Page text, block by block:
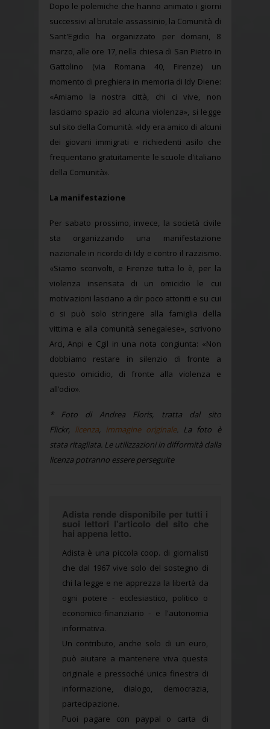
Dopo le polemiche che hanno animato i giorni
successivi al brutale assassinio, la Comunità di
Sant'Egidio ha organizzato per domani, 8
marzo, alle ore 17, nella chiesa di San Pietro in
Gattolino (via Romana 40, Firenze) un
momento di preghiera in memoria di Idy Diene:
«Amiamo la nostra città, chi ci vive, non
lasciamo spazio ad alcuna violenza», si legge
sul sito della Comunità. «Idy era amico di alcuni
dei giovani immigrati e richiedenti asilo che
frequentano gratuitamente le scuole d'italiano
della Comunità».
La manifestazione
Per sabato prossimo, invece, la società civile
sta organizzando una manifestazione
nazionale in ricordo di Idy e contro il razzismo.
«Siamo sconvolti, e Firenze tutta lo è, per la
violenza insensata di un omicidio le cui
motivazioni lasciano a dir poco attoniti e su cui
ci si può solo stringere alla famiglia della
vittima e alla comunità senegalese», scrivono
Arci, Anpi e Cgil in una nota congiunta: «Non
dobbiamo restare in silenzio di fronte a
questo omicidio, di fronte alla violenza e
all’odio».
* Foto di Andrea Floris, tratta dal sito
Flickr, licenza, immagine originale. La foto è
stata ritagliata. Le utilizzazioni in difformità dalla
licenza potranno essere perseguite
Adista rende disponibile per tutti i
suoi lettori l'articolo del sito che
hai appena letto.
Adista è una piccola coop. di giornalisti
che dal 1967 vive solo del sostegno di
chi la legge e ne apprezza la libertà da
ogni potere - ecclesiastico, politico o
economico-finanziario - e l'autonomia
informativa.
Un contributo, anche solo di un euro,
può aiutare a mantenere viva questa
originale e pressoché unica finestra di
informazione, dialogo, democrazia,
partecipazione.
Puoi pagare con paypal o carta di